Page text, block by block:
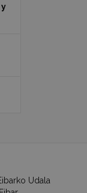
Udala